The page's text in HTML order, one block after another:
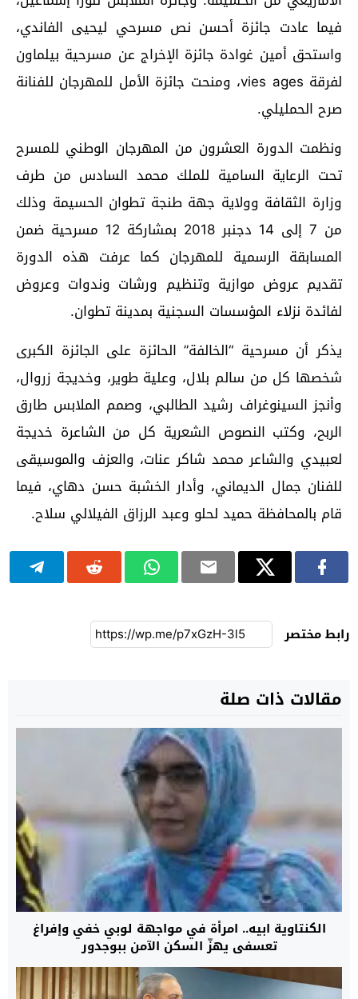
فيما عادت جائزة أحسن نص مسرحي ليحيى الفاندي،
واستحق أمين غوادة جائزة الإخراج عن مسرحية بيلماون
لفرقة vies ages، ومنحت جائزة الأمل للمهرجان للفنانة
صرح الحمليلي.
ونظمت الدورة العشرون من المهرجان الوطني للمسرح
تحت الرعاية السامية للملك محمد السادس من طرف
وزارة الثقافة وولاية جهة طنجة تطوان الحسيمة وذلك
من 7 إلى 14 دجنبر 2018 بمشاركة 12 مسرحية ضمن
المسابقة الرسمية للمهرجان كما عرفت هذه الدورة
تقديم عروض موازية وتنظيم ورشات وندوات وعروض
لفائدة نزلاء المؤسسات السجنية بمدينة تطوان.
يذكر أن مسرحية “الخالفة” الحائزة على الجائزة الكبرى
شخصها كل من سالم بلال، وعلية طوير، وخديجة زروال،
وأنجز السينوغراف رشيد الطالبي، وصمم الملابس طارق
الربح، وكتب النصوص الشعرية كل من الشاعرة خديجة
لعبيدي والشاعر محمد شاكر عنات، والعزف والموسيقى
للفنان جمال الديماني، وأدار الخشبة حسن دهاي، فيما
قام بالمحافظة حميد لحلو وعبد الرزاق الفيلالي سلاح.
رابط مختصر
مقالات ذات صلة
الكنتاوية ابيه.. امرأة في مواجهة لوبي خفي وإفراغ
تعسفي يهزّ السكن الآمن ببوجدور